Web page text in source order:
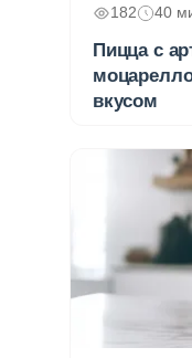
182 40
Пицца с
вкусом